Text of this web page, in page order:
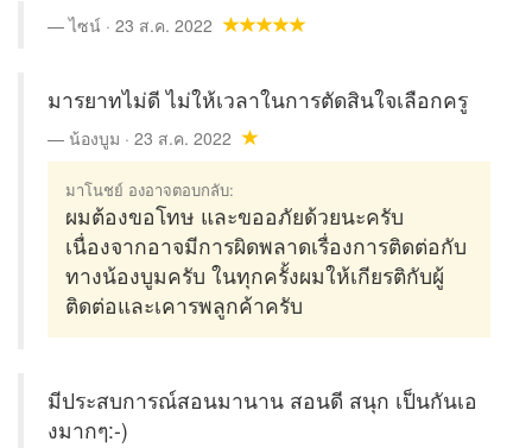
ไซน์ · 23 ส.ค. 2022
มารยาทไม่ดี ไม่ให้เวลาในการตัดสินใจเลือกครู
น้องบูม · 23 ส.ค. 2022
มาโนชย์ องอาจตอบกลับ:
ผมต้องขอโทษ และขออภัยด้วยนะครับ
เนื่องจากอาจมีการผิดพลาดเรื่องการติดต่อกับ
ทางน้องบูมครับ ในทุกครั้งผมให้เกียรติกับผู้
ติดต่อและเคารพลูกค้าครับ
มีประสบการณ์สอนมานาน สอนดี สนุก เป็นกันเอ
งมากๆ:-)